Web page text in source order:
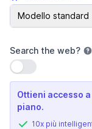
Modello AI
Modello standard
Search the web?
Usa impostazione
Ottieni accesso
piano.
10x più